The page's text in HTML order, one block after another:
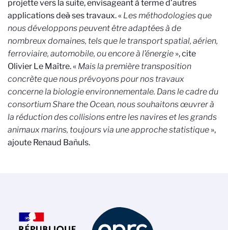
projette vers la suite, envisageant à terme d’autres
applicationsdeàses travaux. « Les méthodologies que
nous développons peuvent être adaptées à de
nombreux domaines, tels que le transport spatial, aérien,
ferroviaire, automobile, ou encore à l’énergie », cite
Olivier Le Maître. « Mais la première transposition
concrète que nous prévoyons pour nos travaux
concerne la biologie environnementale. Dans le cadre du
consortium Share the Ocean, nous souhaitons œuvrer à
la réduction des collisions entre les navires et les grands
animaux marins, toujours via une approche statistique »,
ajoute Renaud Bañuls.